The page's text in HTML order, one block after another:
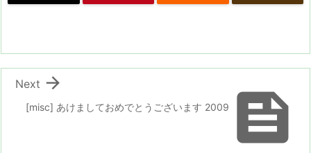

[misc] あけましておめでとうございます 2009

Next